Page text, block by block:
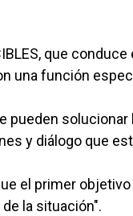
que
una función
pueden
y diálogo que
el primer
la situación".